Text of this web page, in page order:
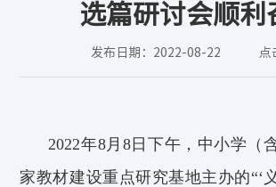
选篇研讨会顺利
发布日期：2022-08-22 点
2022年8月 8日下午，中小学（
家教材建设重点研究基地主办的“‘